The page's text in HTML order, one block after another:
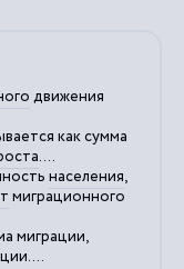
движения
как сумма
....
населения,
миграционного
миграции,